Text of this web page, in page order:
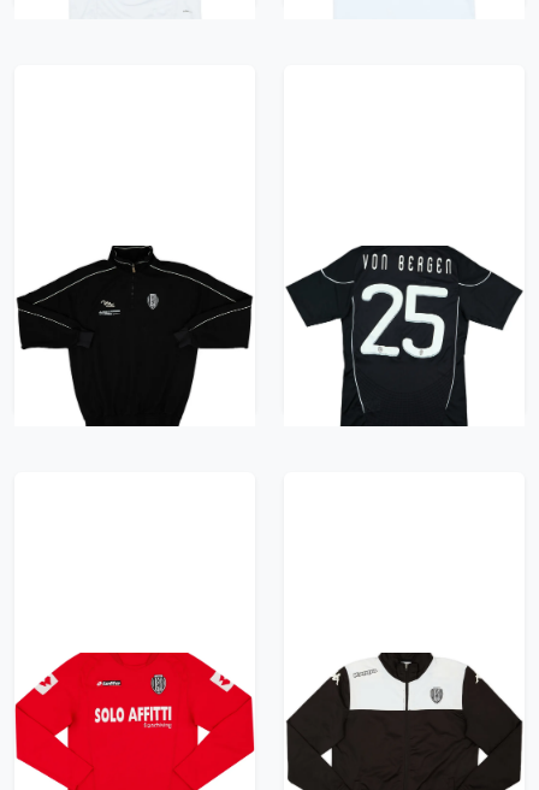
2007-08 Cesena Mass
1/4 Zip Track Jacket -
9/10 - (XL)
418 kr / £47.99
2010-11 Cesena
Signed Away Shirt
Von Bergen #25 - 6/10
- (S)
418 kr / £47.99
2004-05 Cesena Third
L/S Shirt - 6/10 - (S)
418 kr / £47.99
2022-23 Cesena
Kappa Track Jacket -